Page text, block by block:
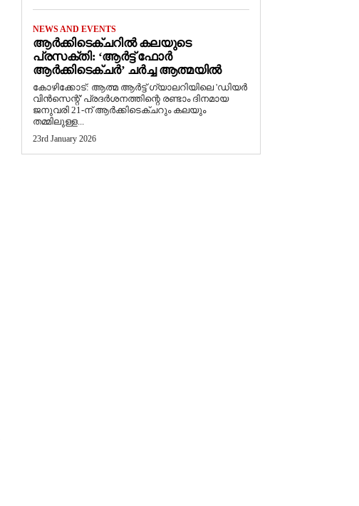
NEWS AND EVENTS
ആർക്കിടെക്ചറിൽ കലയുടെ
പ്രസക്തി: ‘ആർട്ട് ഫോർ
ആർക്കിടെക്ചർ’ ചർച്ച ആത്മയിൽ
​കോഴിക്കോട്: ആത്മ ആർട്ട് ഗ്യാലറിയിലെ 'ഡിയർ
വിൻസെന്റ്' പ്രദർശനത്തിന്റെ രണ്ടാം ദിനമായ
ജനുവരി 21-ന് ആർക്കിടെക്ചറും കലയും
തമ്മിലുള്ള...
23rd January 2026